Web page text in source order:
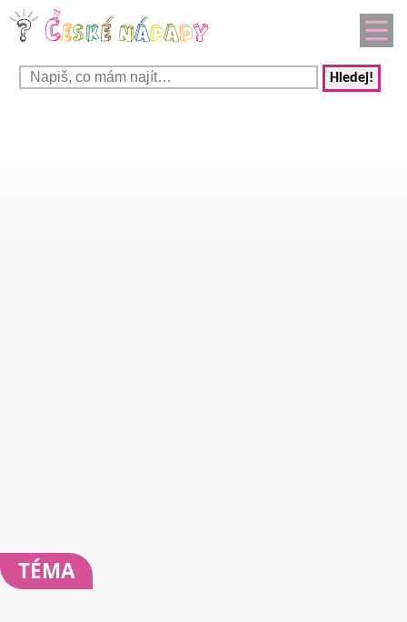
Hledej!
TÉMA